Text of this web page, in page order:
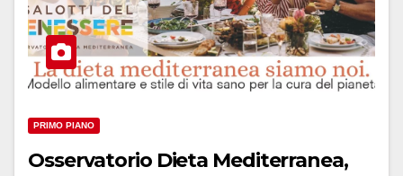
PRIMO PIANO
Osservatorio Dieta Mediterranea,